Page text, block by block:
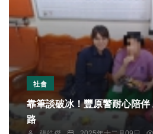
社會
靠筆談破冰！豐原警耐心陪伴 助迷途星兒找到回家
路